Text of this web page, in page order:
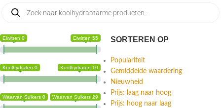
Eiwitten 0 Eiwitten 55
Koolhydraten 0 Koolhydraten 10
Waarvan Suikers 0 Waarvan Suikers 29
SORTEREN OP
Populariteit
Gemiddelde waardering
Nieuwheid
Prijs: laag naar hoog
Prijs: hoog naar laag